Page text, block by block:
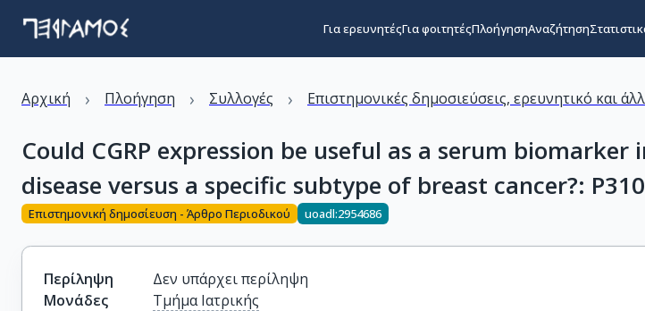
Για ερευνητέςΓια φοιτητέςΠλοήγησηΑναζήτηση
Αρχική › Πλοήγηση › Συλλογές › Επιστημονικές δημοσιεύσεις, ερευνητικό και
Could CGRP expression be useful as a serum
disease versus a specific subtype of breast cancer?:
Επιστημονική δημοσίευση - Άρθρο Περιοδικού uoadl:2954686
Περίληψη
Δεν υπάρχει περίληψη
Μονάδες
Τμήμα Ιατρικής